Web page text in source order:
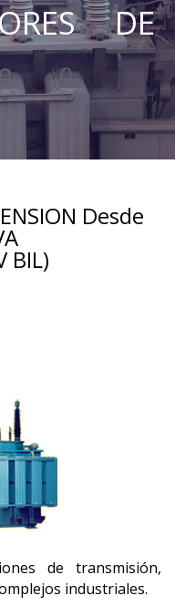
DE
Desde
BIL)
de transmisión,
industriales.